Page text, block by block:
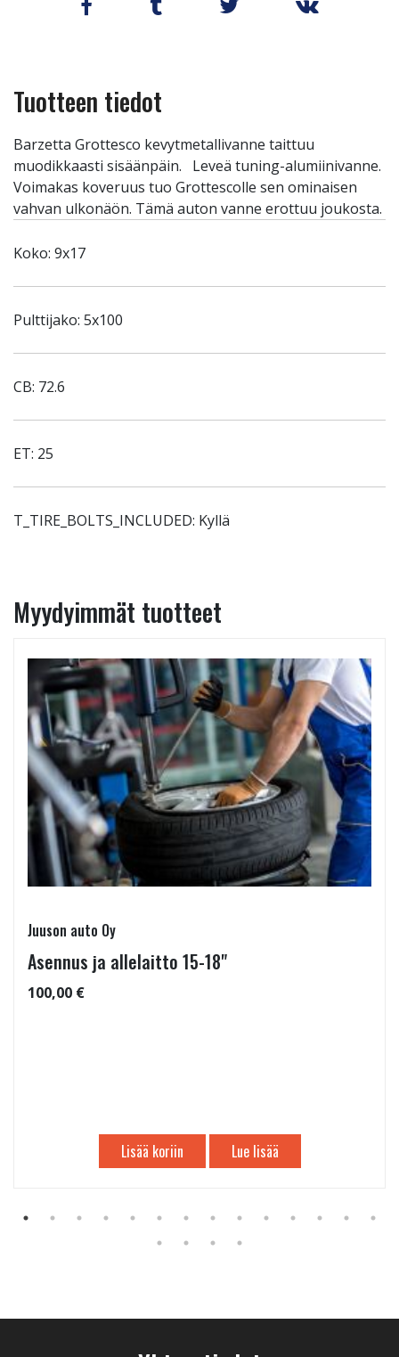
Tuotteen tiedot
Barzetta Grottesco kevytmetallivanne taittuu
muodikkaasti sisäänpäin. Leveä tuning-alumiinivanne.
Voimakas koveruus tuo Grottescolle sen ominaisen
vahvan ulkonäön. Tämä auton vanne erottuu joukosta.
Koko: 9x17
Pulttijako: 5x100
CB: 72.6
ET: 25
T_TIRE_BOLTS_INCLUDED: Kyllä
Myydyimmät tuotteet
Juuson auto Oy
Asennus ja allelaitto 15-18"
100,00 €
Lisää koriin Lue lisää